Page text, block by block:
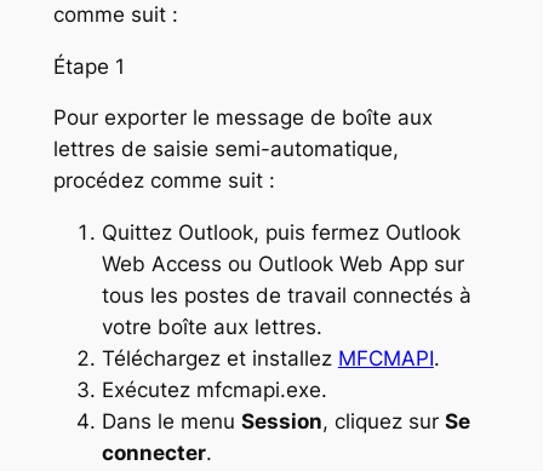
comme suit :
Étape 1
Pour exporter le message de boîte aux
lettres de saisie semi-automatique,
procédez comme suit :
Quittez Outlook, puis fermez Outlook
Web Access ou Outlook Web App sur
tous les postes de travail connectés à
votre boîte aux lettres.
Téléchargez et installez MFCMAPI.
Exécutez mfcmapi.exe.
Dans le menu Session, cliquez sur Se
connecter.